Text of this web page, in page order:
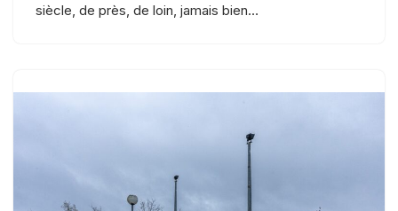
siècle, de près, de loin, jamais bien…